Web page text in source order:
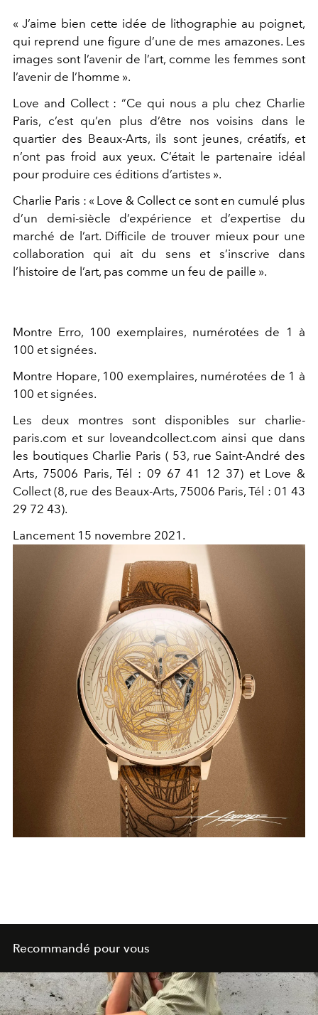
« J’aime bien cette idée de lithographie au poignet,
qui reprend une figure d’une de mes amazones. Les
images sont l’avenir de l’art, comme les femmes sont
l’avenir de l’homme ».
Love and Collect : “Ce qui nous a plu chez Charlie
Paris, c’est qu’en plus d’être nos voisins dans le
quartier des Beaux-Arts, ils sont jeunes, créatifs, et
n’ont pas froid aux yeux. C’était le partenaire idéal
pour produire ces éditions d’artistes ».
Charlie Paris : « Love & Collect ce sont en cumulé plus
d’un demi-siècle d’expérience et d’expertise du
marché de l’art. Difficile de trouver mieux pour une
collaboration qui ait du sens et s’inscrive dans
l’histoire de l’art, pas comme un feu de paille ».
Montre Erro, 100 exemplaires, numérotées de 1 à
100 et signées.
Montre Hopare, 100 exemplaires, numérotées de 1 à
100 et signées.
Les deux montres sont disponibles sur charlie-
paris.com et sur loveandcollect.com ainsi que dans
les boutiques Charlie Paris ( 53, rue Saint-André des
Arts, 75006 Paris, Tél : 09 67 41 12 37) et Love &
Collect (8, rue des Beaux-Arts, 75006 Paris, Tél : 01 43
29 72 43).
Lancement 15 novembre 2021.
Recommandé pour vous